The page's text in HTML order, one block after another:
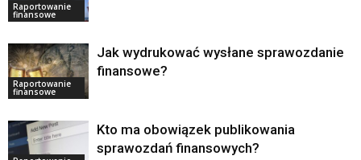
Raportowanie
finansowe
Raportowanie
finansowe
Jak wydrukować wysłane sprawozdanie
finansowe?
Kto ma obowiązek publikowania
sprawozdań finansowych?